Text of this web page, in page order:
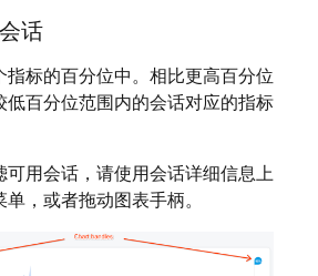
话
指标的百分位中。相比更高百分位
低百分位范围内的会话对应的指标
可用会话，请使用会话详细信息上
，或者拖动图表手柄。